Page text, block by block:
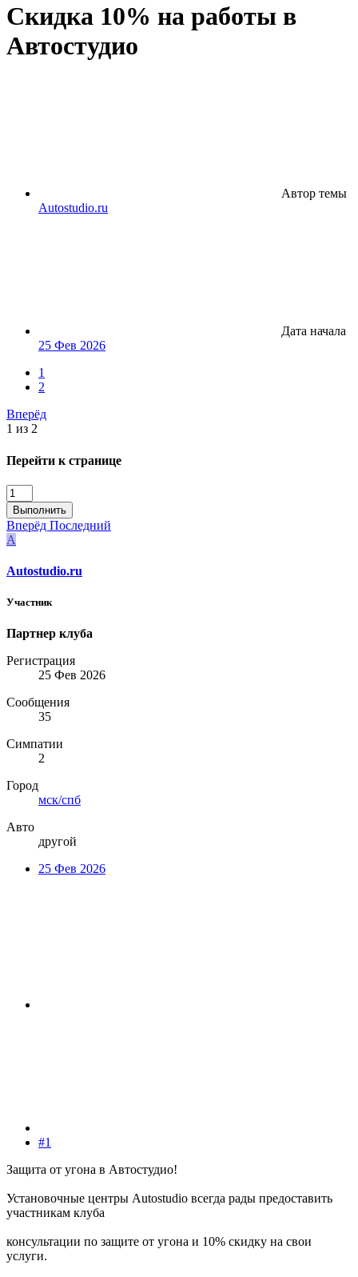
Скидка 10% на работы в
Автостудио
Автор темы
Autostudio.ru
Дата начала
25 Фев 2026
1
2
Вперёд
1 из 2
Перейти к странице
Выполнить
Вперёд Последний
A
Autostudio.ru
Участник
Партнер клуба
Регистрация
25 Фев 2026
Сообщения
35
Симпатии
2
Город
мск/спб
Авто
другой
25 Фев 2026
#1
Защита от угона в Автостудио!
Установочные центры Autostudio всегда рады предоставить
участникам клуба
консультации по защите от угона и 10% скидку на свои
услуги.